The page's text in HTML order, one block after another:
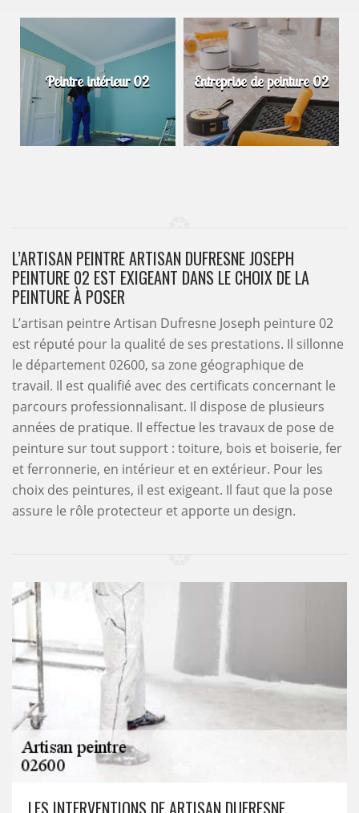
Peintre intérieur 02 Entreprise de peinture 02
L’ARTISAN PEINTRE ARTISAN DUFRESNE JOSEPH
PEINTURE 02 EST EXIGEANT DANS LE CHOIX DE LA
PEINTURE À POSER
L’artisan peintre Artisan Dufresne Joseph peinture 02
est réputé pour la qualité de ses prestations. Il sillonne
le département 02600, sa zone géographique de
travail. Il est qualifié avec des certificats concernant le
parcours professionnalisant. Il dispose de plusieurs
années de pratique. Il effectue les travaux de pose de
peinture sur tout support : toiture, bois et boiserie, fer
et ferronnerie, en intérieur et en extérieur. Pour les
choix des peintures, il est exigeant. Il faut que la pose
assure le rôle protecteur et apporte un design.
LES INTERVENTIONS DE ARTISAN DUFRESNE